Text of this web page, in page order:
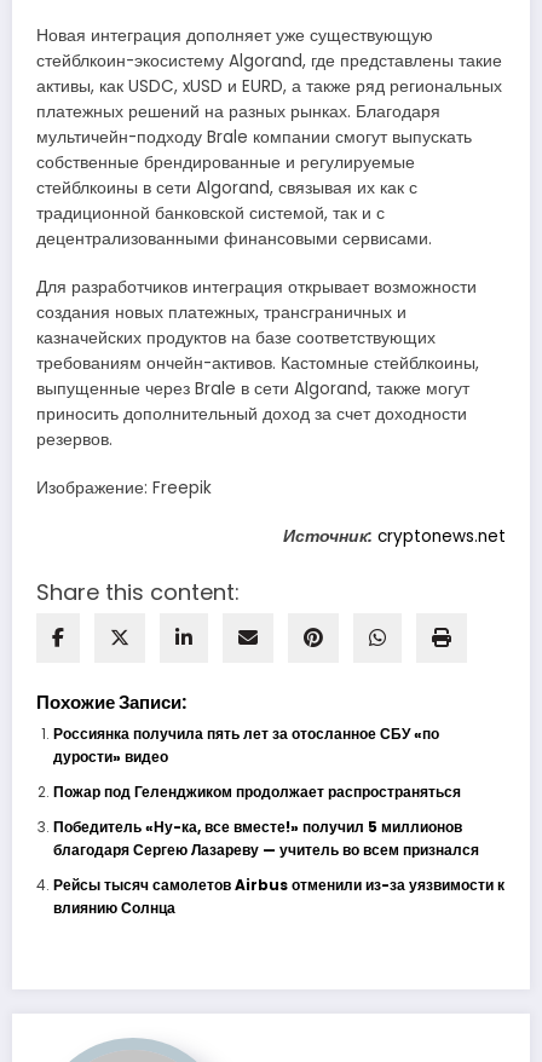
Новая интеграция дополняет уже существующую
стейблкоин-экосистему Algorand, где представлены такие
активы, как USDC, xUSD и EURD, а также ряд региональных
платежных решений на разных рынках. Благодаря
мультичейн-подходу Brale компании смогут выпускать
собственные брендированные и регулируемые
стейблкоины в сети Algorand, связывая их как с
традиционной банковской системой, так и с
децентрализованными финансовыми сервисами.
Для разработчиков интеграция открывает возможности
создания новых платежных, трансграничных и
казначейских продуктов на базе соответствующих
требованиям ончейн-активов. Кастомные стейблкоины,
выпущенные через Brale в сети Algorand, также могут
приносить дополнительный доход за счет доходности
резервов.
Изображение: Freepik
Источник: cryptonews.net
Share this content:
Похожие Записи:
Россиянка получила пять лет за отосланное СБУ «по
дурости» видео
Пожар под Геленджиком продолжает распространяться
Победитель «Ну-ка, все вместе!» получил 5 миллионов
благодаря Сергею Лазареву — учитель во всем признался
Рейсы тысяч самолетов Airbus отменили из-за уязвимости к
влиянию Солнца